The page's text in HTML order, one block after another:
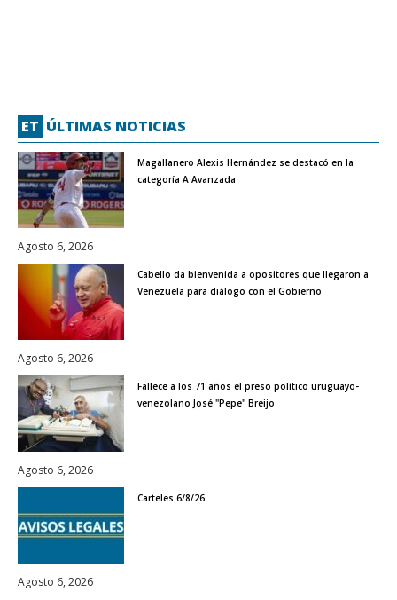
ET ÚLTIMAS NOTICIAS
Magallanero Alexis Hernández se destacó en la
categoría A Avanzada
Agosto 6, 2026
Cabello da bienvenida a opositores que llegaron a
Venezuela para diálogo con el Gobierno
Agosto 6, 2026
Fallece a los 71 años el preso político uruguayo-
venezolano José "Pepe" Breijo
Agosto 6, 2026
Carteles 6/8/26
Agosto 6, 2026